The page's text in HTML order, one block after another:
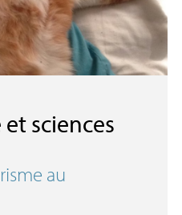
sciences
au